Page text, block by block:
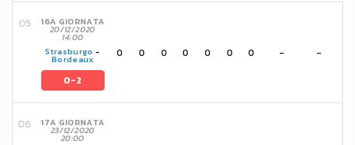
16A GIORNATA
20/12/2020
14:00
Strasburgo -
Bordeaux
0-2
0 0 0 0 0 0 0 - -
17A GIORNATA
23/12/2020
20:00